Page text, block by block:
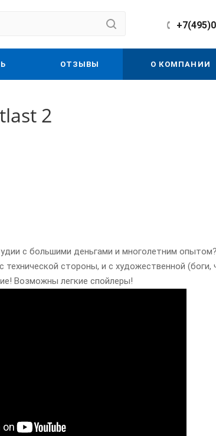
ОТЗЫВЫ О КОМПАНИИ
2
с большими деньгами и многолетним
стороны, и с художественной (боги,
Возможны легкие спойлеры!